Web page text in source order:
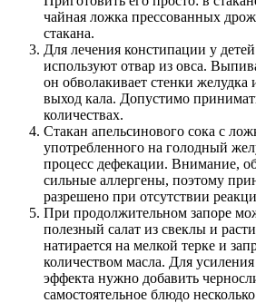
чайная ложка прессованных
стакана.
Для лечения констипации у
используют отвар из овса.
он обволакивает стенки желудка
выход кала. Допустимо
количествах.
Стакан апельсинового сока с
употребленного на голодный
процесс дефекации. Внимание,
сильные аллергены, поэтому
разрешено при отсутствии
При продолжительном запоре
полезный салат из свеклы и
натирается на мелкой терке и
количеством масла. Для
эффекта нужно добавить
самостоятельное блюдо